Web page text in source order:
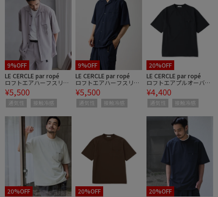
9%OFF
LE CERCLE par ropé
ロフトエアハーフスリー
ブシャツ/セットアップ
対応/接触冷感/UVケア
¥5,500
通気性 接触冷感
9%OFF
LE CERCLE par ropé
ロフトエアハーフスリー
ブシャツ/セットアップ
対応/接触冷感/UVケア
¥5,500
通気性 接触冷感
20%OFF
LE CERCLE par ropé
ロフトエアプルオーバー
トップス / セットアップ
対応 / 接触冷感 / UVケア
¥4,400
通気性 接触冷感
20%OFF
20%OFF
20%OFF